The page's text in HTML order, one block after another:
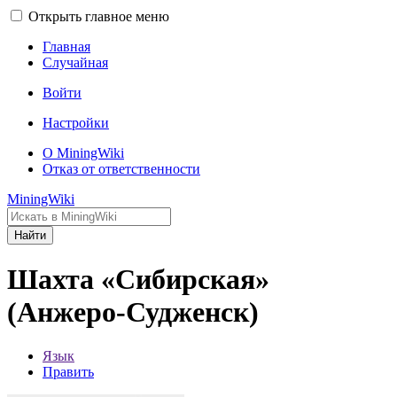
Открыть главное меню
Главная
Случайная
Войти
Настройки
О MiningWiki
Отказ от ответственности
MiningWiki
Найти
Шахта «Сибирская»
(Анжеро-Судженск)
Язык
Править